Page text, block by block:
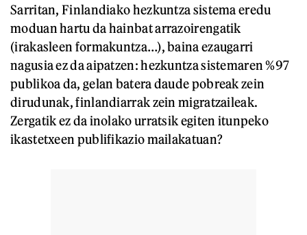
Sarritan, Finlandiako hezkuntza sistema eredu
moduan hartu da hainbat arrazoirengatik
(irakasleen formakuntza…), baina ezaugarri
nagusia ez da aipatzen: hezkuntza sistemaren %97
publikoa da, gelan batera daude pobreak zein
dirudunak, finlandiarrak zein migratzaileak.
Zergatik ez da inolako urratsik egiten itunpeko
ikastetxeen publifikazio mailakatuan?